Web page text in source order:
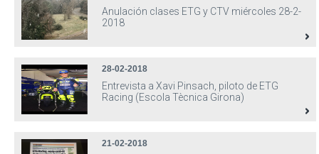
Anulación clases ETG y CTV miércoles 28-2-
2018
28-02-2018
Entrevista a Xavi Pinsach, piloto de ETG
Racing (Escola Tècnica Girona)
21-02-2018